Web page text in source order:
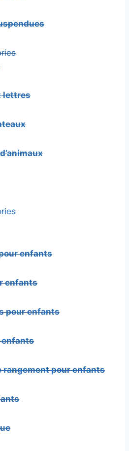
lettres
enfants
enfants
pour enfants
enfants
rangement pour enfants